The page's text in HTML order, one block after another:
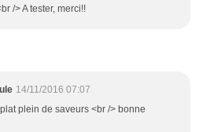
/> A tester, merci!!
14/11/2016 07:07
plein de saveurs <br /> bonne